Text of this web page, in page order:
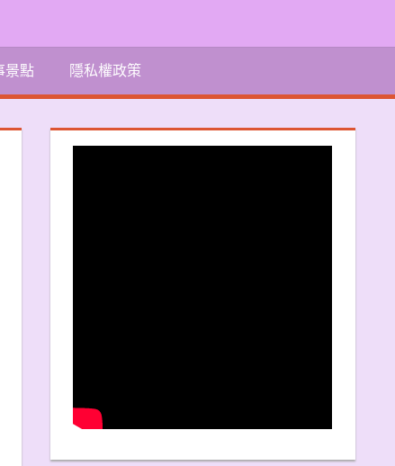
景點 隱私權政策